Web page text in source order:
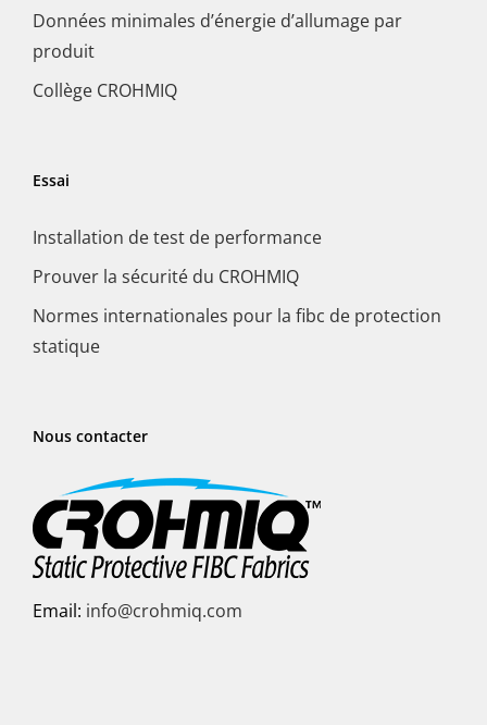
Données minimales d’énergie d’allumage par
produit
Collège CROHMIQ
Essai
Installation de test de performance
Prouver la sécurité du CROHMIQ
Normes internationales pour la fibc de protection
statique
Nous contacter
Email: info@crohmiq.com